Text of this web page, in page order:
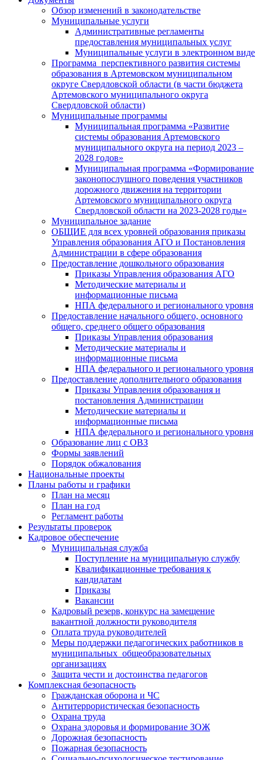
Обзор изменений в законодательстве
Муниципальные услуги
Административные регламенты
предоставления муниципальных услуг
Муниципальные услуги в электронном виде
Программа перспективного развития системы
образования в Артемовском муниципальном
округе Свердловской области (в части бюджета
Артемовского муниципального округа
Свердловской области)
Муниципальные программы
Муниципальная программа «Развитие
системы образования Артемовского
муниципального округа на период 2023 –
2028 годов»
Муниципальная программа «Формирование
законопослушного поведения участников
дорожного движения на территории
Артемовского муниципального округа
Свердловской области на 2023-2028 годы»
Муниципальное задание
ОБЩИЕ для всех уровней образования приказы
Управления образования АГО и Постановления
Администрации в сфере образования
Предоставление дошкольного образования
Приказы Управления образования АГО
Методические материалы и
информационные письма
НПА федерального и регионального уровня
Предоставление начального общего, основного
общего, среднего общего образования
Приказы Управления образования
Методические материалы и
информационные письма
НПА федерального и регионального уровня
Предоставление дополнительного образования
Приказы Управления образования и
постановления Администрации
Методические материалы и
информационные письма
НПА федерального и регионального уровня
Образование лиц с ОВЗ
Формы заявлений
Порядок обжалования
Национальные проекты
Планы работы и графики
План на месяц
План на год
Регламент работы
Результаты проверок
Кадровое обеспечение
Муниципальная служба
Поступление на муниципальную службу
Квалификационные требования к
кандидатам
Приказы
Вакансии
Кадровый резерв, конкурс на замещение
вакантной должности руководителя
Оплата труда руководителей
Меры поддержки педагогических работников в
муниципальных общеобразовательных
организациях
Защита чести и достоинства педагогов
Комплексная безопасность
Гражданская оборона и ЧС
Антитеррористическая безопасность
Охрана труда
Охрана здоровья и формирование ЗОЖ
Дорожная безопасность
Пожарная безопасность